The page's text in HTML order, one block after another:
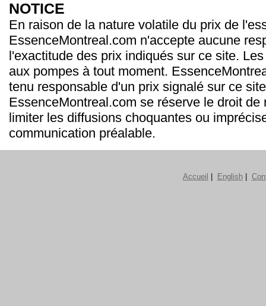
NOTICE
En raison de la nature volatile du prix de
EssenceMontreal.com n'accepte aucune
l'exactitude des prix indiqués sur ce site.
aux pompes à tout moment.
tenu responsable d'un prix signalé sur ce
EssenceMontreal.com se réserve le droit de
limiter les diffusions choquantes ou
communication préalable.
Accueil English|